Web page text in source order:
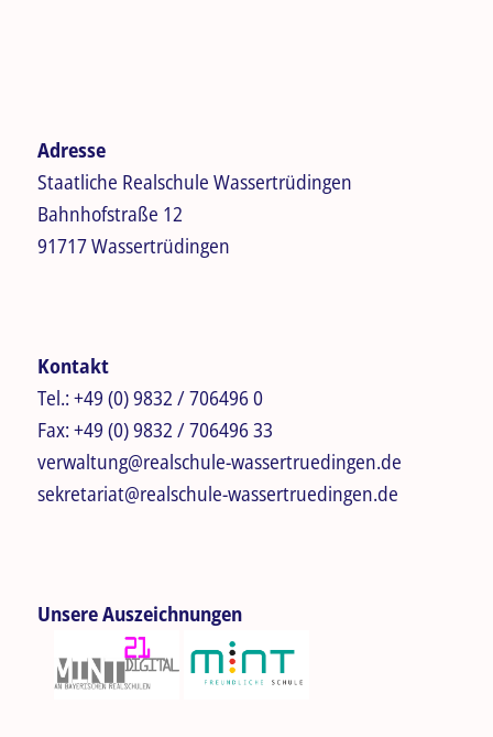
Adresse
Staatliche Realschule Wassertrüdingen
Bahnhofstraße 12
91717 Wassertrüdingen
Kontakt
Tel.: +49 (0) 9832 / 706496 0
Fax: +49 (0) 9832 / 706496 33
verwaltung@realschule-wassertruedingen.de
sekretariat@realschule-wassertruedingen.de
Unsere Auszeichnungen